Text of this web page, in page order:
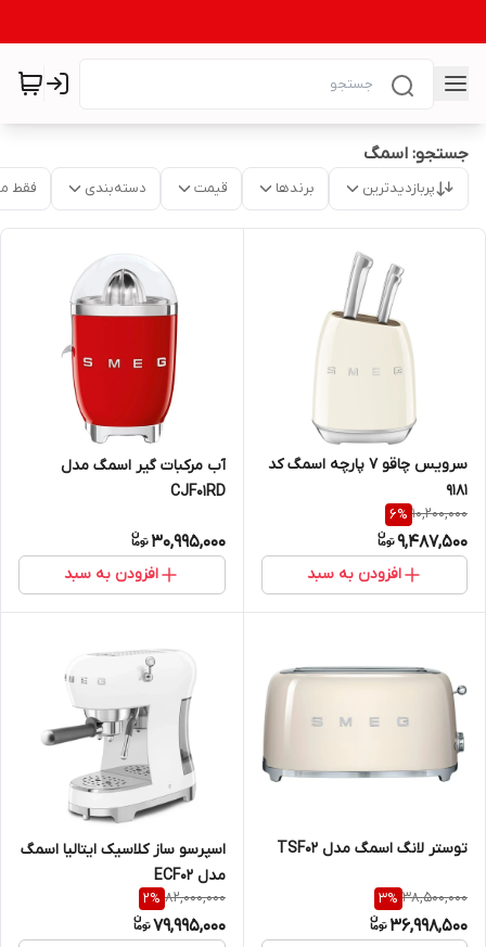
جستجو: اسمگ
پربازدیدترین برندها قیمت دسته‌بندی فقط
سرویس چاقو 7 پارچه اسمگ کد
9181
10,200,000
6%
9,487,500
افزودن به سبد
آب مرکبات گیر اسمگ مدل
CJF01RD
30,995,000
افزودن به سبد
توستر لانگ اسمگ مدل TSF02
38,500,000
3%
36,998,500
اسپرسو ساز کلاسیک ایتالیا اسمگ
مدل ECF02
82,000,000
2%
79,995,000